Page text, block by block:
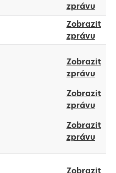
tab
zprávu
in
a
new
Zobrazit
zprávu
in
a
Zobrazit
zprávu
a
new
tab
Zobrazit
zprávu
a
new
tab
Zobrazit
zprávu
Zobrazit